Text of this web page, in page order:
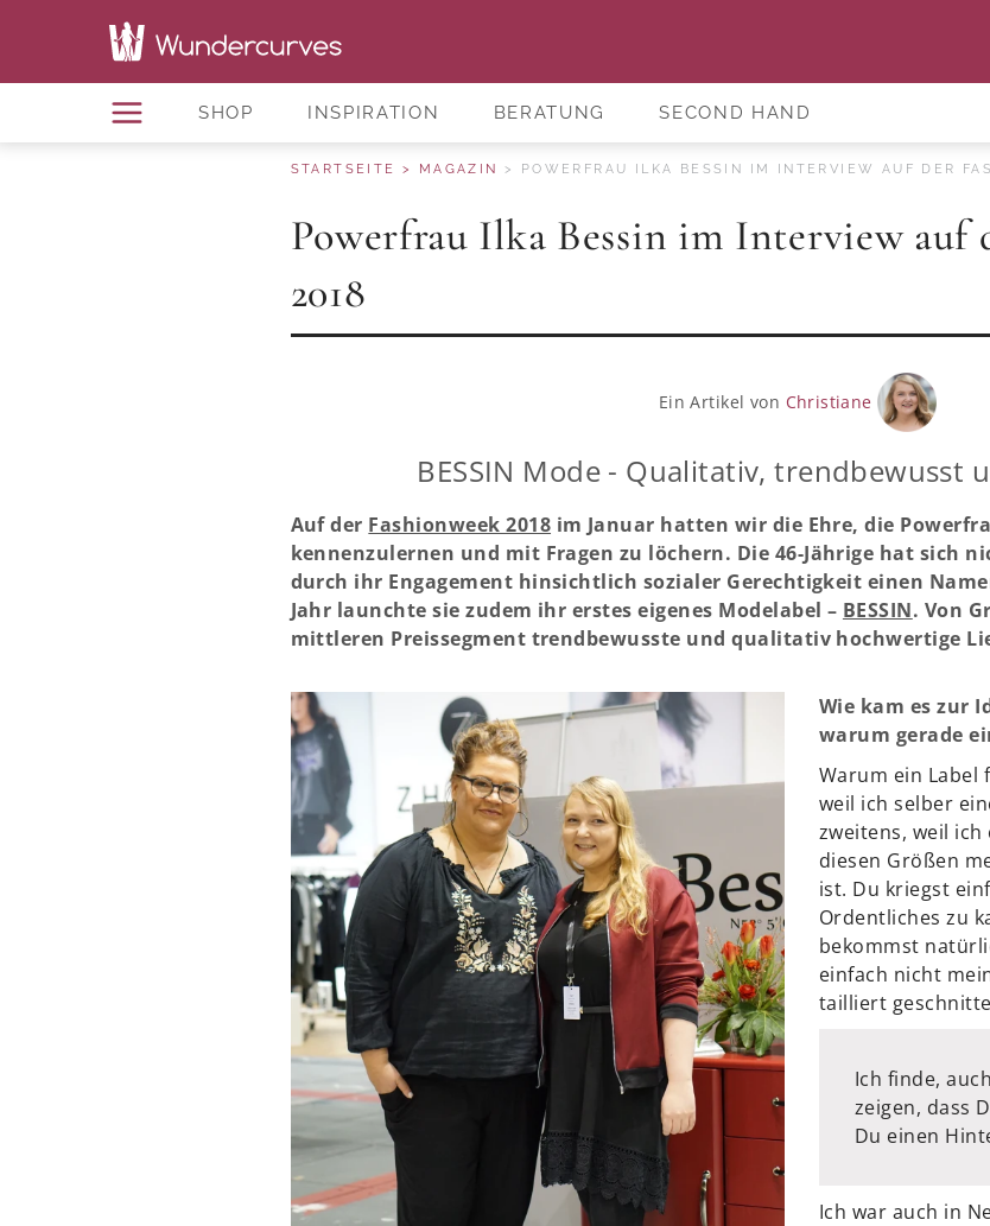
SHOP INSPIRATION BERATUNG SECOND HAND
STARTSEITE MAGAZIN POWERFRAU ILKA BESSIN IM INTERVIEW AUF DER
Powerfrau Ilka Bessin im Interview auf
2018
Ein Artikel von Christiane
BESSIN Mode - Qualitativ, trendbewusst
Auf der Fashionweek 2018 im Januar hatten wir die Ehre, die
kennenzulernen und mit Fragen zu löchern. Die 46-Jährige hat sich
durch ihr Engagement hinsichtlich sozialer Gerechtigkeit einen
Jahr launchte sie zudem ihr erstes eigenes Modelabel – BESSIN. Von
mittleren Preissegment trendbewusste und qualitativ hochwertige
Wie kam es zur
warum gerade
Warum ein Label
weil ich selber
zweitens, weil ich
diesen Größen
ist. Du kriegst
Ordentliches zu
bekommst
einfach nicht
tailliert
Ich finde,
zeigen, dass
Du einen
Ich war auch in